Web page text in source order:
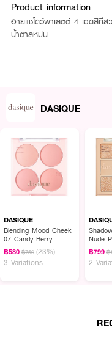
Product information
อายแชโดว์พาเลตต์ 4 เฉดสีที่
น้ำตาลหม่น
DASIQUE
DASIQUE
Blending Mood Cheek
07 Candy Berry
฿580 ฿750 (23%)
3 Variations
Nude
฿799 ฿
2